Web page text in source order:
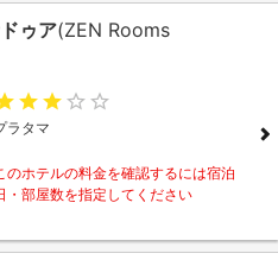
ゥア(ZEN Rooms
ラタマ
のホテルの料金を確認するには宿泊
・部屋数を指定してください